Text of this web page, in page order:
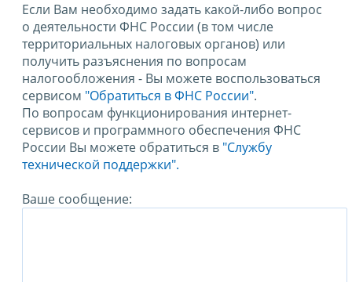
Если Вам необходимо задать какой-либо вопрос
о деятельности ФНС России (в том числе
территориальных налоговых органов) или
получить разъяснения по вопросам
налогообложения - Вы можете воспользоваться
сервисом "Обратиться в ФНС России".
По вопросам функционирования интернет-
сервисов и программного обеспечения ФНС
России Вы можете обратиться в "Службу
технической поддержки".
Ваше сообщение: